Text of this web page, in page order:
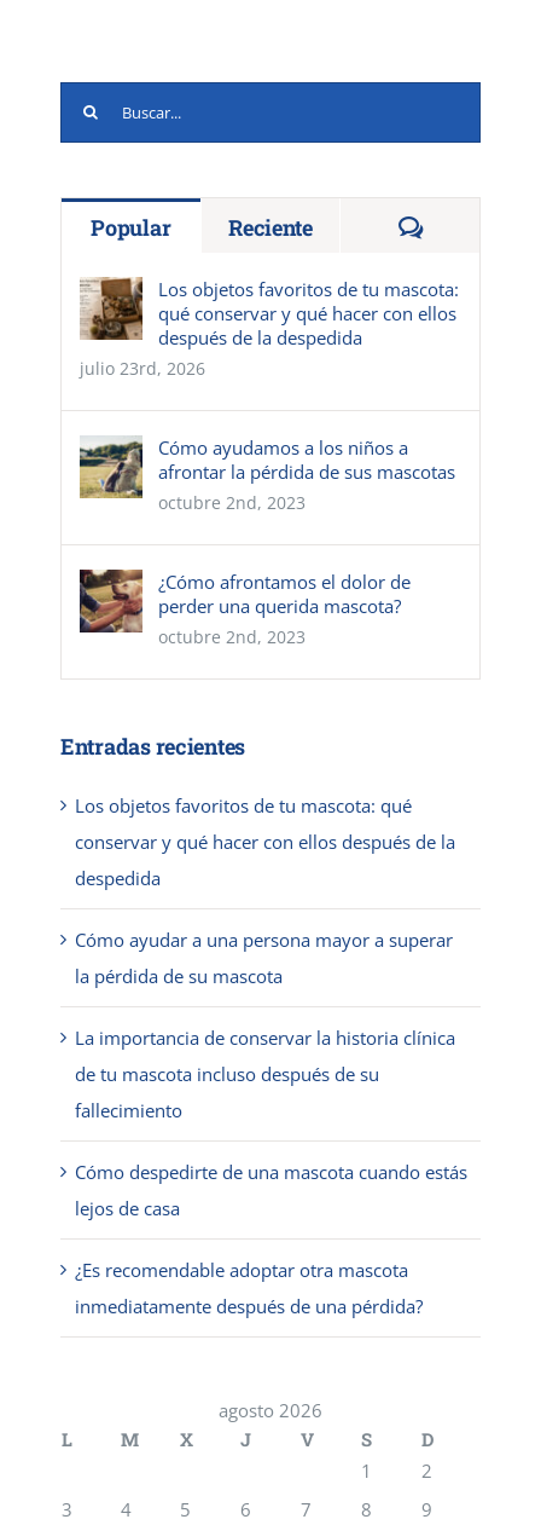
Buscar:
Popular Reciente
Los objetos favoritos de tu mascota:
qué conservar y qué hacer con ellos
después de la despedida
julio 23rd, 2026
Cómo ayudamos a los niños a
afrontar la pérdida de sus mascotas
octubre 2nd, 2023
¿Cómo afrontamos el dolor de
perder una querida mascota?
octubre 2nd, 2023
Entradas recientes
Los objetos favoritos de tu mascota: qué
conservar y qué hacer con ellos después de la
despedida
Cómo ayudar a una persona mayor a superar
la pérdida de su mascota
La importancia de conservar la historia clínica
de tu mascota incluso después de su
fallecimiento
Cómo despedirte de una mascota cuando estás
lejos de casa
¿Es recomendable adoptar otra mascota
inmediatamente después de una pérdida?
agosto 2026
L
M X J V S
D
1
2
3
4 5 6 7 8 9